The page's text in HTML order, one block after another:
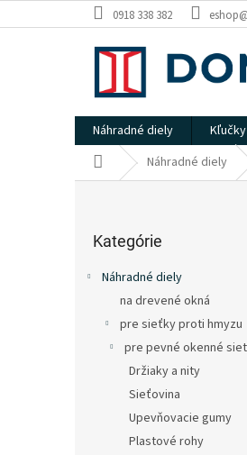
na
0918 338 382
Náhradné diely Kľučky
DomovNáhradné diely
kategórie
Kategórie
Náhradné diely
na drevené okná
pre sieťky proti hmyzu
pre pevné okenné
Držiaky a nity
Sieťovina
Upevňovacie gumy
Plastové rohy